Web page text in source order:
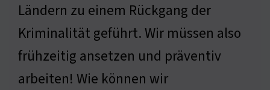
Ländern zu einem Rückgang der
Kriminalität geführt. Wir müssen also
frühzeitig ansetzen und präventiv
arbeiten! Wie können wir